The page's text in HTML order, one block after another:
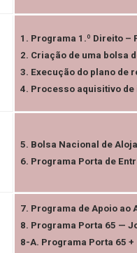
1. Programa 1.º Direito –
2. Criação de uma bolsa
3. Execução do plano de
4. Processo aquisitivo de
5. Bolsa Nacional de
6. Programa Porta de
7. Programa de Apoio ao
8. Programa Porta 65 —
8-A. Programa Porta 65 +